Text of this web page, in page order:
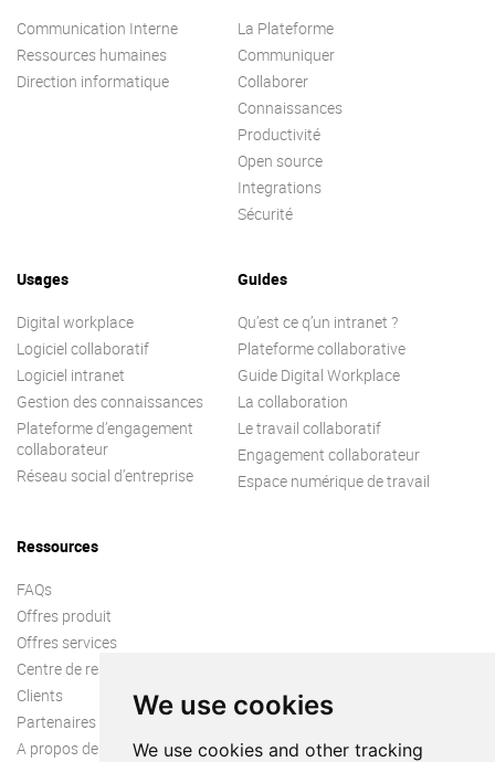
We use cookies
We use cookies and other tracking
Communication Interne
Ressources humaines
Direction informatique
La Plateforme
Communiquer
Collaborer
Connaissances
Productivité
Open source
Integrations
Sécurité
Usages
Digital workplace
Logiciel collaboratif
Logiciel intranet
Gestion des connaissances
Plateforme d’engagement
collaborateur
Réseau social d’entreprise
Guides
Qu’est ce q’un intranet ?
Plateforme collaborative
Guide Digital Workplace
La collaboration
Le travail collaboratif
Engagement collaborateur
Espace numérique de travail
Ressources
FAQs
Offres produit
Offres services
Centre de ressources
Clients
Partenaires
A propos de nous